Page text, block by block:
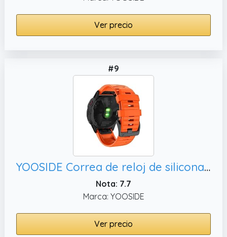
Ver precio
#9
YOOSIDE Correa de reloj de silicona para Fenix 7/epix 2 / Fenix 6/Fenix 5, Fenix 5 Plus(naranja)
Nota: 7.7
Marca: YOOSIDE
Ver precio